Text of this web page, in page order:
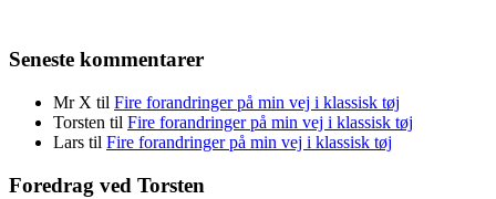
Seneste kommentarer
Mr X til Fire forandringer på min vej i klassisk tøj
Torsten til Fire forandringer på min vej i klassisk tøj
Lars til Fire forandringer på min vej i klassisk tøj
Foredrag ved Torsten